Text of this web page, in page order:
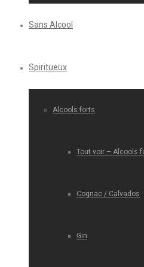
Sans Alcool
Spiritueux
Alcools forts
Tout voir – Alcools
Cognac / Calvados
Gin